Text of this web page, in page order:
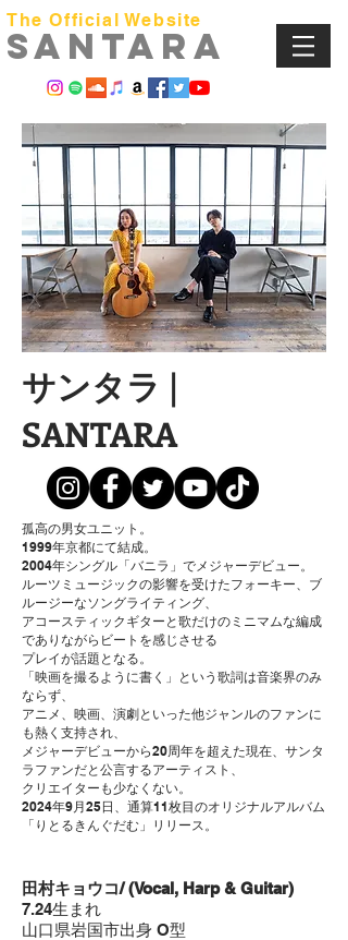
The Official Website
​SANTARA
​サンタラ |
SANTARA
孤高の男女ユニット。
1999年京都にて結成。
2004年シングル「バニラ」でメジャーデビュー。
ルーツミュージックの影響を受けたフォーキー、ブ
ルージーなソングライティング、
アコースティックギターと歌だけのミニマムな編成
でありながらビートを感じさせる
プレイが話題となる。
「映画を撮るように書く」という歌詞は音楽界のみ
ならず、
アニメ、映画、演劇といった他ジャンルのファンに
も熱く支持され、
メジャーデビューから20周年を超えた現在、サンタ
ラファンだと公言するアーティスト、
クリエイターも少なくない。
2024年9月25日、通算11枚目のオリジナルアルバム
「りとるきんぐだむ」リリース。
田村キョウコ/ (Vocal, Harp & Guitar)
7.24生まれ
山口県岩国市出身 O型